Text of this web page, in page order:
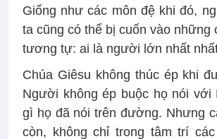
Giống như các môn đệ khi đó,
ta cũng có thể bị cuốn vào những
tương tự: ai là người lớn nhất
Chúa Giêsu không thúc ép khi
Người không ép buộc họ nói với
gì họ đã nói trên đường. Nhưng
còn, không chỉ trong tâm trí